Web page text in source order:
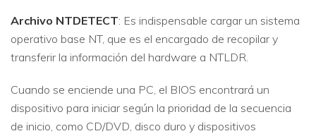
Archivo NTDETECT: Es indispensable cargar un sistema
operativo base NT, que es el encargado de recopilar y
transferir la información del hardware a NTLDR.
Cuando se enciende una PC, el BIOS encontrará un
dispositivo para iniciar según la prioridad de la secuencia
de inicio, como CD/DVD, disco duro y dispositivos